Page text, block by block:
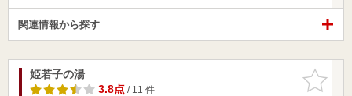
関連情報から探す
お気に入
りに追加
姫若子の湯
3.8点/ 11 件